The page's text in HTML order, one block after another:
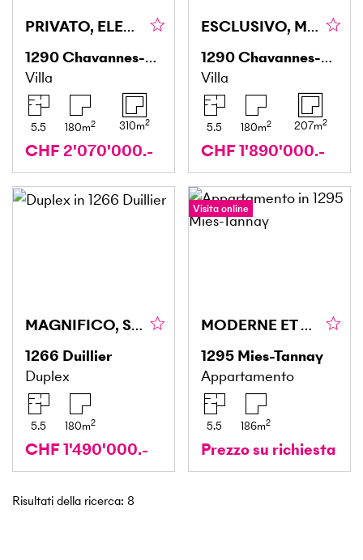
PRIVATO, ELEGANTE & ADATTO ALLE FAMIGLIE
1290Chavannes-des-Bois
Villa
5.5 180m2 310m2
CHF 2'070'000.-
ESCLUSIVO, MODERNO & CON GIARDINO
1290Chavannes-des-Bois
Villa
5.5 180m2 207m2
CHF 1'890'000.-
MAGNIFICO, SPAZIOSO, RINNOVATO CON VISTA LIBERA
1266 Duillier
Duplex
5.5 180m2
CHF 1'490'000.-
Visita online
MODERNE ET SPACIEUX À DEUX PAS DU LAC
1295 Mies-Tannay
Appartamento
5.5 186m2
Prezzo su richiesta
Risultati della ricerca: 8